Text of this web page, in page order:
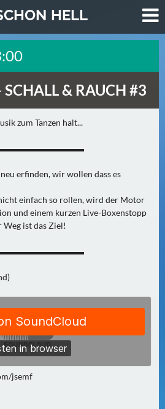
N HELL
SCHALL & RAUCH #3
zum Tanzen halt...
erfinden, wir wollen dass es
einfach so rollen, wird der Motor
und einem kurzen Live-Boxenstopp
ist das Ziel!
jsemf